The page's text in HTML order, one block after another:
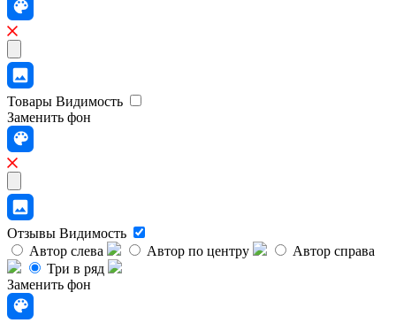
Товары Видимость
Заменить фон
Отзывы Видимость
Автор слева
Автор по центру
Автор справа
Три в ряд
Заменить фон